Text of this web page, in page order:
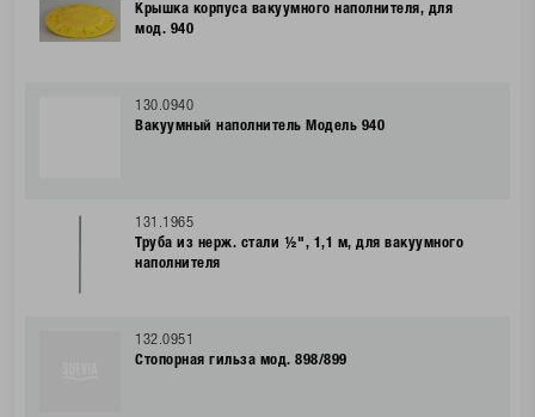
Крышка корпуса вакуумного наполнителя, для
мод. 940
130.0940
Вакуумный наполнитель Модель 940
131.1965
Труба из нерж. стали ½", 1,1 м, для вакуумного
наполнителя
132.0951
Стопорная гильза мод. 898/899